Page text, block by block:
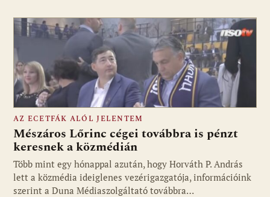
Fotó: media1.hu
AZ ECETFÁK ALÓL JELENTEM
Mészáros Lőrinc cégei továbbra is pénzt
keresnek a közmédián
Több mint egy hónappal azután, hogy Horváth P. András
lett a közmédia ideiglenes vezérigazgatója, információink
szerint a Duna Médiaszolgáltató továbbra…